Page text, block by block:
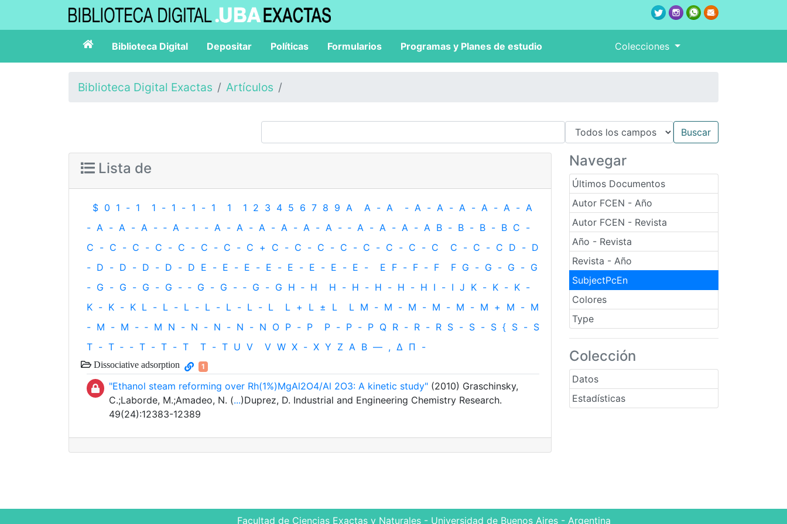
Biblioteca Digital Depositar Políticas Formularios Programas y Planes de estudio Colecciones
Biblioteca Digital Exactas Artículos
Navegar
Últimos Documentos
Autor FCEN - Año
Autor FCEN - Revista
Año - Revista
Revista - Año
SubjectPcEn
Colores
Type
Colección
Datos
Estadísticas
Lista de
$ 0 1 - 1 1 - 1 - 1 - 1 1 1 2 3 4 5 6 7 8 9 A A - A - A - A - A - A - A - A
- A - A - A - ‐ A - ‐ - A - A - A - A - A - A - ‐ A - A - A - A B - B - B - B C -
C - C - C - C - C - C - C - C + C - C - C - C - C - C - C - C C - C - C D - D
- D - D - D - D - D E - E - E - E - E - E - E - E - E F - F - F F G - G - G - G
- G - G - G - G - ‐ G - G - ‐ G - G H ‐ H H - H - H - H - H I - I J K - K - K -
K - K - K L - L - L - L - L - L - L L + L ± L L M - M - M - M - M - M + M - M
- M - M - ‐ M N - N - N - N - N O P - P P - P - P Q R - R - R S - S - S { S - S
T - T ‐ - T - T - T T - T U V V W X - X Y Z Α Β — , Δ Π -
Dissociative adsorption 1
"Ethanol steam reforming over Rh(1%)MgAl2O4/Al 2O3: A kinetic study" (2010) Graschinsky,
C.;Laborde, M.;Amadeo, N. (...)Duprez, D. Industrial and Engineering Chemistry Research.
49(24):12383-12389
Facultad de Ciencias Exactas y Naturales - Universidad de Buenos Aires - Argentina